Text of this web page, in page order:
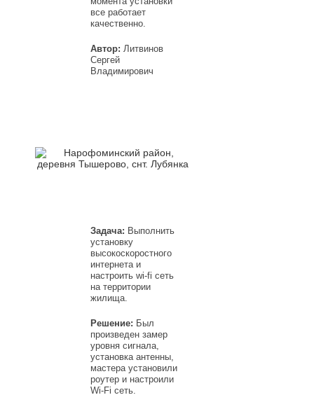
все работает
качественно.
Автор: Литвинов
Сергей
Владимирович
Задача: Выполнить
установку
высокоскоростного
интернета и
настроить wi-fi сеть
на территории
жилища.
Решение: Был
произведен замер
уровня сигнала,
установка антенны,
мастера установили
роутер и настроили
Wi-Fi сеть.